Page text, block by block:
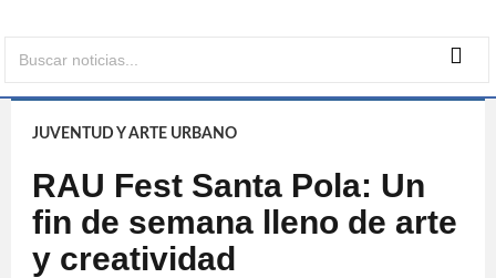
JUVENTUD Y ARTE URBANO
RAU Fest Santa Pola: Un
fin de semana lleno de arte
y creatividad